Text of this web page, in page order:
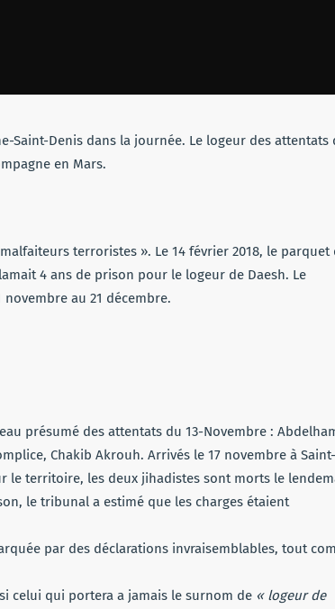
Saint-Denis dans la journée. Le logeur des attentats
en Mars.
terroristes ». Le 14 février 2018, le parquet
4 ans de prison pour le logeur de Daesh. Le
novembre au 21 décembre.
présumé des attentats du 13-Novembre :
Chakib Akrouh. Arrivés le 17 novembre à Saint-
le territoire, les deux jihadistes sont morts le
le tribunal a estimé que les charges étaient
par des déclarations invraisemblables, tout
celui qui portera a jamais le surnom de « logeur de